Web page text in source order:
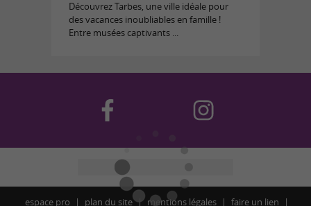
Découvrez Tarbes, une ville idéale pour
des vacances inoubliables en famille !
Entre musées captivants ...
espace pro plan du site mentions légales faire un lien